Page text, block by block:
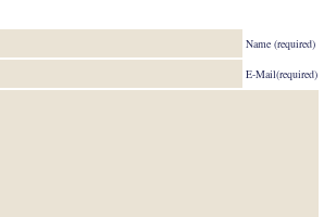
Name (required)
E-Mail(required)